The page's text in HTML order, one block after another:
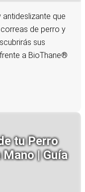
que
de perro y
sus
a BioThane®
tu Perro
| Guía